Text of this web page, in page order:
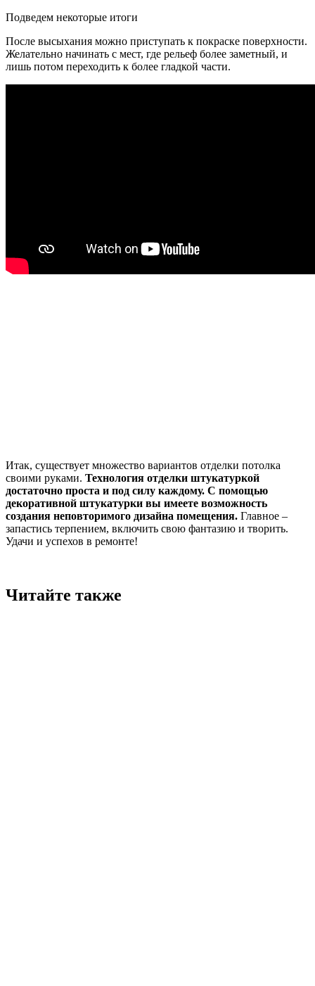
Подведем некоторые итоги
После высыхания можно приступать к покраске поверхности.
Желательно начинать с мест, где рельеф более заметный, и
лишь потом переходить к более гладкой части.
Итак, существует множество вариантов отделки потолка
своими руками. Технология отделки штукатуркой
достаточно проста и под силу каждому. С помощью
декоративной штукатурки вы имеете возможность
создания неповторимого дизайна помещения. Главное –
запастись терпением, включить свою фантазию и творить.
Удачи и успехов в ремонте!
Читайте также